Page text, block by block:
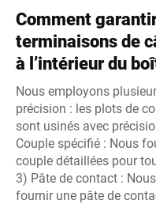
Comment
terminaisons de
à l’intérieur du
Nous employons
précision : les plots de
sont usinés avec
Couple spécifié : Nous
couple détaillées pour
3) Pâte de contact :
fournir une pâte de